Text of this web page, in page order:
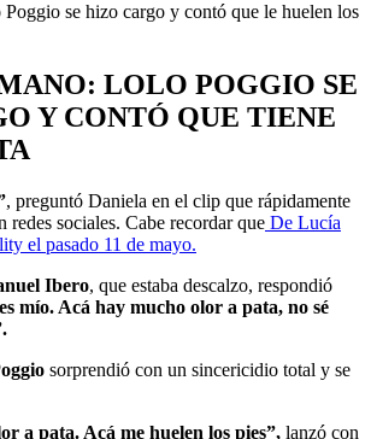
se hizo cargo y contó que le huelen los
LOLO POGGIO SE
Y CONTÓ QUE TIENE
, preguntó Daniela en el clip que rápidamente
redes sociales. Cabe recordar que De Lucía
el pasado 11 de mayo.
Ibero, que estaba descalzo, respondió
mío. Acá hay mucho olor a pata, no sé
sorprendió con un sincericidio total y se
a pata. Acá me huelen los pies”, lanzó con